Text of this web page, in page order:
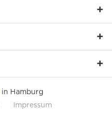
in Hamburg
Impressum